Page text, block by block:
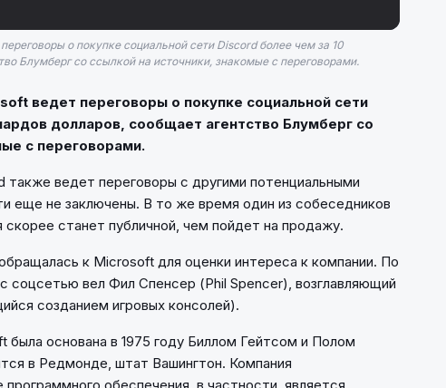
о покупке социальной сети Discord более чем за 10
Блумберг со ссылкой на источники, знакомые с переговорами.
ведет переговоры о покупке социальной сети
долларов, сообщает агентство Блумберг со
с переговорами.
также ведет переговоры с другими потенциальными
еще не заключены. В то же время один из собеседников
скорее станет публичной, чем пойдет на продажу.
к Microsoft для оценки интереса к компании. По
соцсетью вел Фил Спенсер (Phil Spencer), возглавляющий
созданием игровых консолей).
была основана в 1975 году Биллом Гейтсом и Полом
в Редмонде, штат Вашингтон. Компания